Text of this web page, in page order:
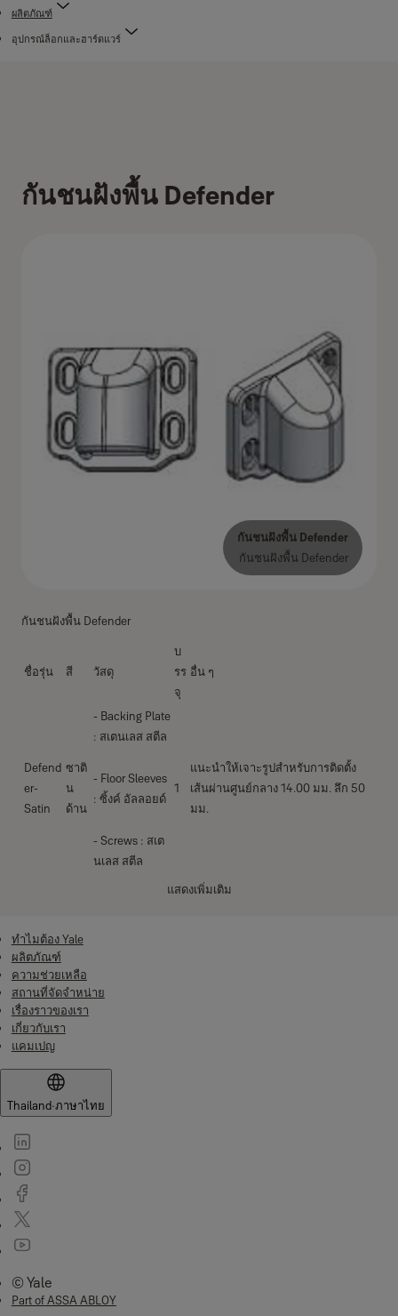
ผลิตภัณฑ์
อุปกรณ์ล็อกและฮาร์ดแวร์
กันชนฝังพื้น Defender
กันชนฝังพื้น Defender
ชื่อรุ่น สี วัสดุ
บ
รร
จุ
อื่น ๆ
Defend
er-
Satin
ซาติ
น
ด้าน
- Backing Plate
: สเตนเลส สตีล
- Floor Sleeves
: ซิ้งค์ อัลลอยด์
- Screws : สเต
นเลส สตีล
1
แนะนำให้เจาะรูปสำหรับการติดตั้ง
เส้นผ่านศูนย์กลาง 14.00 มม. ลึก 50
มม.
แสดงเพิ่มเติม
กันชนฝังพื้น Defender
กันชนฝังพื้น Defender
ทำไมต้อง Yale
ผลิตภัณฑ์
ความช่วยเหลือ
สถานที่จัดจำหน่าย
เรื่องราวของเรา
เกี่ยวกับเรา
แคมเปญ
Thailand·ภาษาไทย
© Yale
Part of ASSA ABLOY